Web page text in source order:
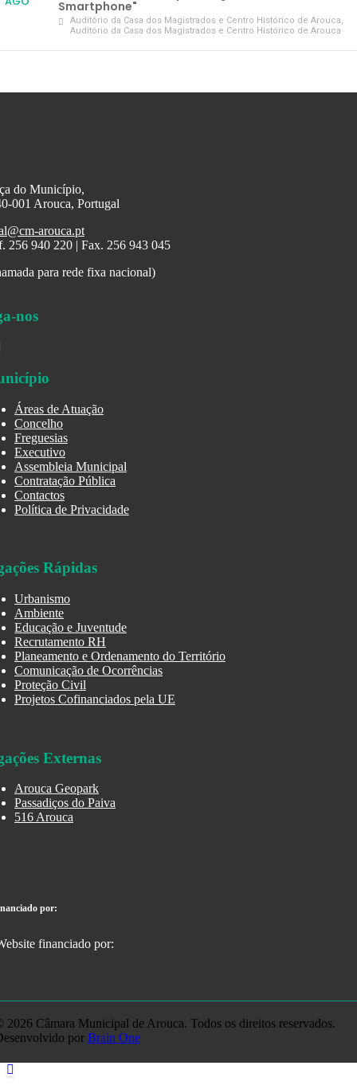
Smartphone"
Auditório da Casa dos Magistrados e Centro Histórico de Arouca,
Auditório da Casa dos Magistrados e Centro Histórico de Arouca
do Município,
001 Arouca, Portugal
arouca.pt
256 940 220 | Fax. 256 943 045
para rede fixa nacional)
nos
Áreas de Atuação
Concelho
Freguesias
Executivo
Assembleia Municipal
Contratação Pública
Contactos
Política de Privacidade
Rápidas
Urbanismo
Ambiente
Educação e Juventude
Recrutamento RH
Planeamento e Ordenamento do Território
Comunicação de Ocorrências
Proteção Civil
Projetos Cofinanciados pela UE
Externas
Arouca Geopark
Passadiços do Paiva
516 Arouca
por:
2026 Câmara Municipal de Arouca. Todos os direitos reservados.
por Brain One